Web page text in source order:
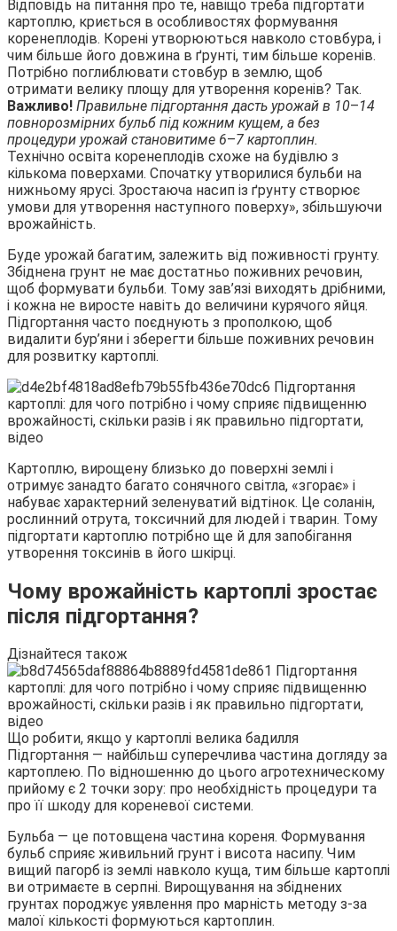
Відповідь на питання про те, навіщо треба підгортати
картоплю, криється в особливостях формування
коренеплодів. Корені утворюються навколо стовбура, і
чим більше його довжина в ґрунті, тим більше коренів.
Потрібно поглиблювати стовбур в землю, щоб
отримати велику площу для утворення коренів? Так.
Важливо! Правильне підгортання дасть урожай в 10–14
повнорозмірних бульб під кожним кущем, а без
процедури урожай становитиме 6–7 картоплин.
Технічно освіта коренеплодів схоже на будівлю з
кількома поверхами. Спочатку утворилися бульби на
нижньому ярусі. Зростаюча насип із ґрунту створює
умови для утворення наступного поверху», збільшуючи
врожайність.
Буде урожай багатим, залежить від поживності грунту.
Збіднена грунт не має достатньо поживних речовин,
щоб формувати бульби. Тому зав’язі виходять дрібними,
і кожна не виросте навіть до величини курячого яйця.
Підгортання часто поєднують з прополкою, щоб
видалити бур’яни і зберегти більше поживних речовин
для розвитку картоплі.
Картоплю, вирощену близько до поверхні землі і
отримує занадто багато сонячного світла, «згорає» і
набуває характерний зеленуватий відтінок. Це соланін,
рослинний отрута, токсичний для людей і тварин. Тому
підгортати картоплю потрібно ще й для запобігання
утворення токсинів в його шкірці.
Чому врожайність картоплі зростає
після підгортання?
Дізнайтеся також
Що робити, якщо у картоплі велика бадилля
Підгортання — найбільш суперечлива частина догляду за
картоплею. По відношенню до цього агротехническому
прийому є 2 точки зору: про необхідність процедури та
про її шкоду для кореневої системи.
Бульба — це потовщена частина кореня. Формування
бульб сприяє живильний грунт і висота насипу. Чим
вищий пагорб із землі навколо куща, тим більше картоплі
ви отримаєте в серпні. Вирощування на збіднених
грунтах породжує уявлення про марність методу з-за
малої кількості формуються картоплин.